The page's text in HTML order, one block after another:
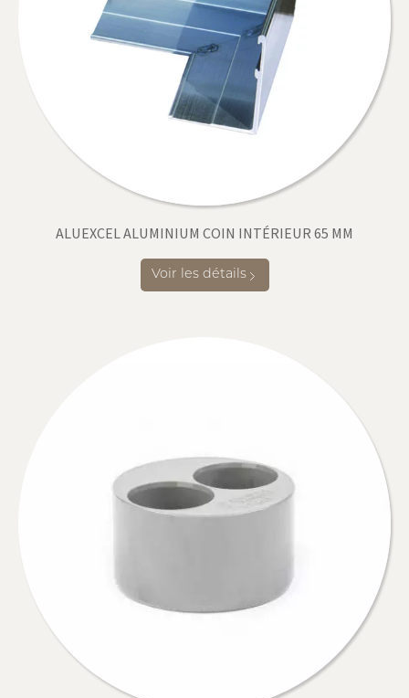
ALUEXCEL ALUMINIUM COIN INTÉRIEUR 65 MM
Voir les détails